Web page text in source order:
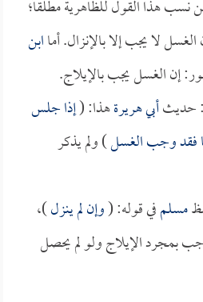
نسب هذا القول للظاهرية مطلقاً؛
لا يجب إلا بالإنزال. أماابن
إن الغسل يجب بالإيلاج.
حديثأبي هريرةهذا: (إذا جلس
فقد وجب الغسل) ولم يذكر
مسلمفي قوله: (وإن لم ينزل)،
بمجرد الإيلاج ولو لم يحصل